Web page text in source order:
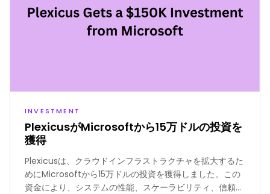
INVESTMENT
PlexicusがMicrosoftから15万ドルの投資を
獲得
Plexicusは、クラウドインフラストラクチャを拡大するた
めにMicrosoftから15万ドルの投資を獲得しました。この
資金により、システムの性能、スケーラビリティ、信頼性